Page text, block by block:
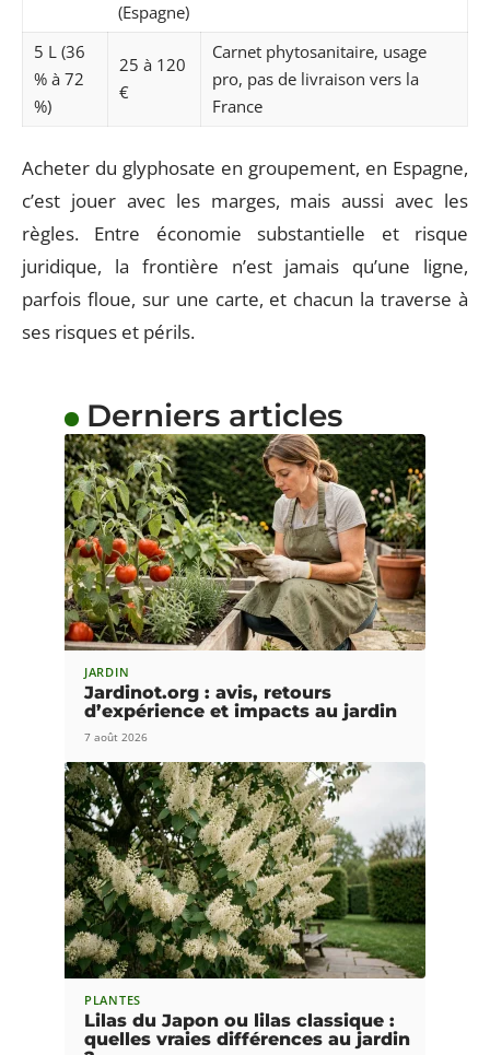
(Espagne)
5 L (36
% à 72
%)
25 à 120
€
Carnet phytosanitaire, usage
pro, pas de livraison vers la
France
Acheter du glyphosate en groupement, en Espagne,
c’est jouer avec les marges, mais aussi avec les
règles. Entre économie substantielle et risque
juridique, la frontière n’est jamais qu’une ligne,
parfois floue, sur une carte, et chacun la traverse à
ses risques et périls.
Derniers articles
JARDIN
Jardinot.org : avis, retours
d’expérience et impacts au jardin
7 août 2026
PLANTES
Lilas du Japon ou lilas classique :
quelles vraies différences au jardin